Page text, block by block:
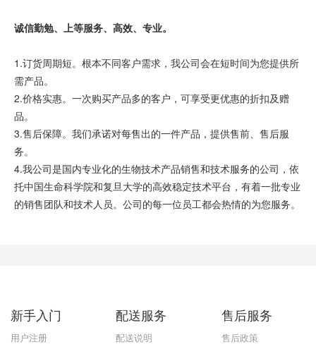
诚信勤勉、上等服务、高效、专业。
1.订货周期短。根本不同客户需求，我公司会在短时间为您提供所
需产品。
2.价格实惠。一次购买产品多的客户，可享受更优惠的折扣及赠
品。
3.售后保障。我们承诺对每售出的一件产品，提供售前、售后服
务。
4.我公司是国内专业化的生物技术产品销售和技术服务的公司，依
托中国生命科学院和复旦大学的高效稳定技术平台，有着一批专业
的销售团队和技术人员。公司的每一位员工都会热情的为您服务。
新手入门
用户注册
配送服务
配送说明
售后服务
售后政策